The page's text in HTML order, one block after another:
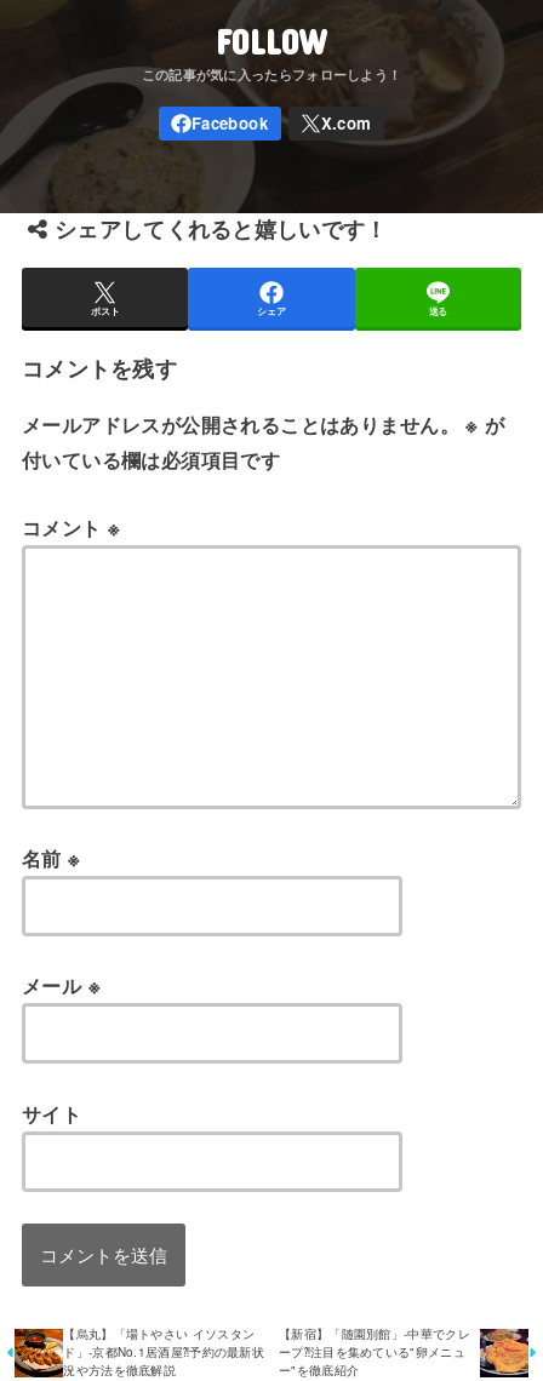
FOLLOW
シェアしてくれると嬉しいです！
ポスト シェア 送る
コメントを残す
メールアドレスが公開されることはありません。 ※ が
付いている欄は必須項目です
コメント ※
名前※
メール ※
サイト
【烏丸】「場トやさい イソスタン
ド」-京都No.1居酒屋⁈予約の最新状
況や方法を徹底解説
【新宿】「随園別館」-中華でクレ
ープ⁈注目を集めている"卵メニュ
ー"を徹底紹介